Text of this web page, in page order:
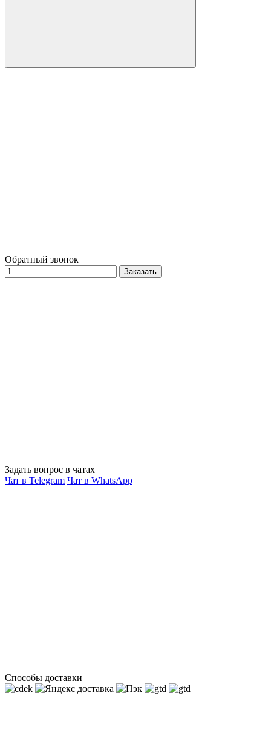
Обратный звонок
Заказать
Задать вопрос в чатах
Чат в Telegram Чат в WhatsApp
Способы доставки